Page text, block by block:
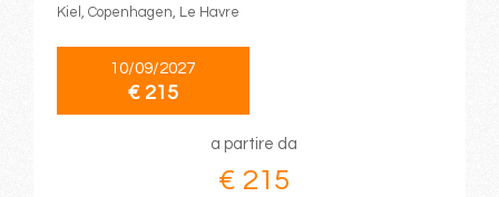
Kiel, Copenhagen, Le Havre
10/09/2027
€ 215
a partire da
€ 215